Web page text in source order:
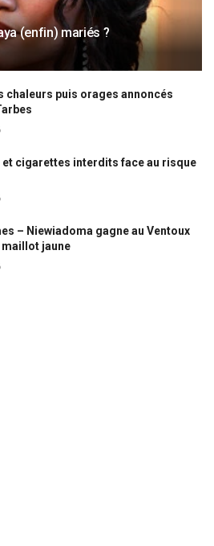
(enfin) mariés ?
chaleurs puis orages annoncés
et cigarettes interdits face au risque
– Niewiadoma gagne au Ventoux
maillot jaune